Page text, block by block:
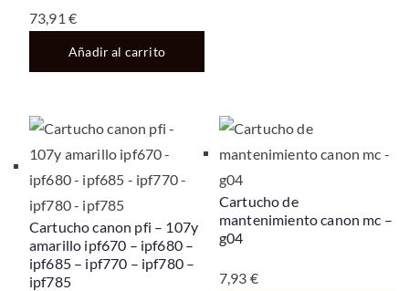
73,91 €
Añadir al carrito
Cartucho canon pfi – 107y
amarillo ipf670 – ipf680 –
ipf685 – ipf770 – ipf780 –
ipf785
Cartucho de
mantenimiento canon mc –
g04
7,93 €